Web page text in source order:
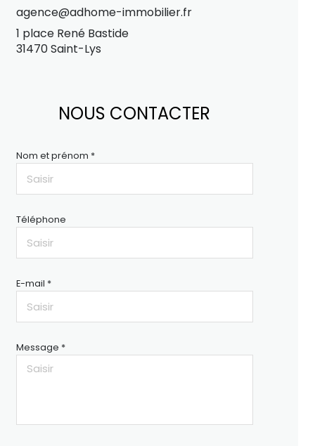
agence@adhome-immobilier.fr
1 place René Bastide
31470 Saint-Lys
NOUS CONTACTER
Nom et prénom *
Téléphone
E-mail *
Message *